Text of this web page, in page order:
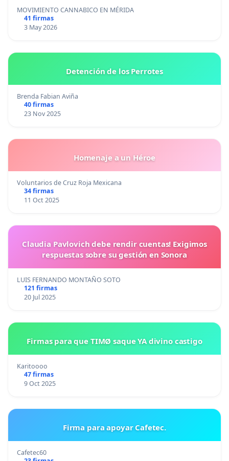
MOVIMIENTO CANNABICO EN MÉRIDA
41 firmas
3 May 2026
Detención de los Perrotes
Brenda Fabian Aviña
40 firmas
23 Nov 2025
Homenaje a un Héroe
Voluntarios de Cruz Roja Mexicana
34 firmas
11 Oct 2025
Claudia Pavlovich debe rendir cuentas! Exigimos
respuestas sobre su gestión en Sonora
LUIS FERNANDO MONTAÑO SOTO
121 firmas
20 Jul 2025
Firmas para que TIMØ saque YA divino castigo
Karitoooo
47 firmas
9 Oct 2025
Firma para apoyar Cafetec.
Cafetec60